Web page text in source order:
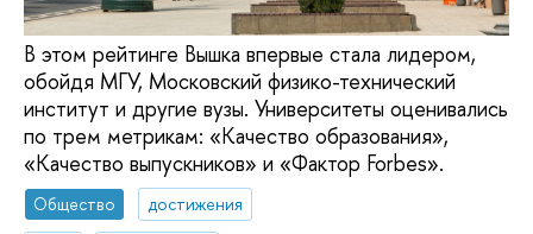
В этом рейтинге Вышка впервые стала лидером,
обойдя МГУ, Московский физико-технический
институт и другие вузы. Университеты оценивались
по трем метрикам: «Качество образования»,
«Качество выпускников» и «Фактор Forbes».
Общество
достижения